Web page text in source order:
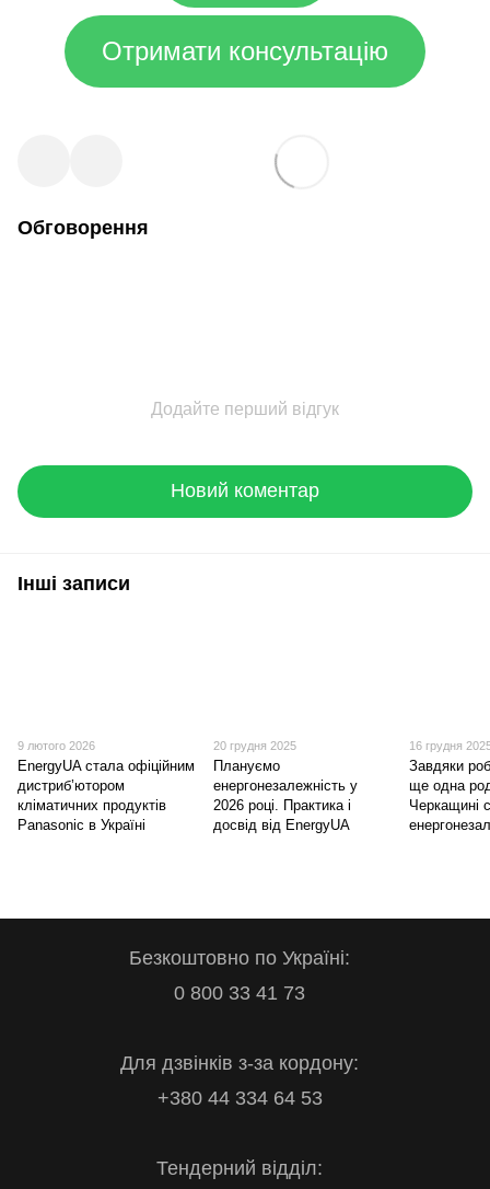
Отримати консультацію
Обговорення
Додайте перший відгук
Новий коментар
Інші записи
9 лютого 2026
EnergyUA стала офіційним
дистриб’ютором
кліматичних продуктів
Panasonic в Україні
20 грудня 2025
Плануємо
енергонезалежність у
2026 році. Практика і
досвід від EnergyUA
16 грудня
Завдяки
ще одна
Черкащині
Безкоштовно по Україні:
0 800 33 41 73
Для дзвінків з-за кордону:
+380 44 334 64 53
Тендерний відділ: